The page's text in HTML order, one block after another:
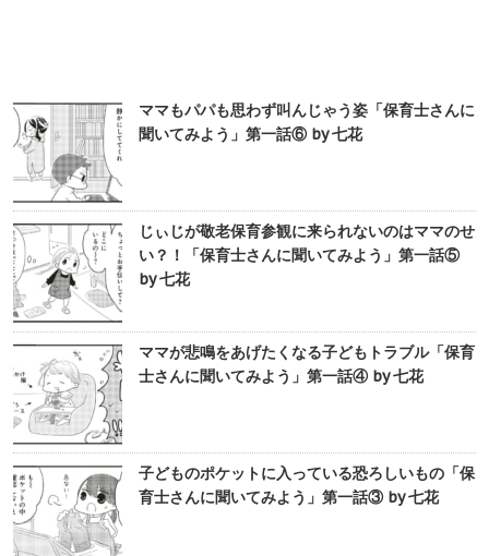
ママもパパも思わず叫んじゃう姿「保育士さんに
聞いてみよう」第一話⑥ by 七花
じぃじが敬老保育参観に来られないのはママのせ
い？！「保育士さんに聞いてみよう」第一話⑤
by 七花
ママが悲鳴をあげたくなる子どもトラブル「保育
士さんに聞いてみよう」第一話④ by 七花
子どものポケットに入っている恐ろしいもの「保
育士さんに聞いてみよう」第一話③ by 七花